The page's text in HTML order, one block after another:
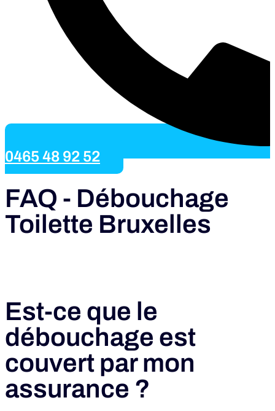
0465 48 92 52
FAQ - Débouchage
Toilette Bruxelles
Est-ce que le
débouchage est
couvert par mon
assurance ?